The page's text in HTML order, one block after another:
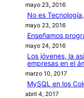
mayo 23, 2016
No es
mayo 23, 2016
Enseñamos
mayo 24, 2016
Los jóvenes, la
empresas en el
marzo 10, 2017
MySQL en los
abril 4, 2017